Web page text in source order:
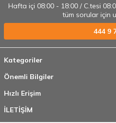
Hafta içi 08:00 - 18:00 / C.tesi
tüm sorular için
444 9
Kategoriler
Önemli Bilgiler
Hızlı Erişim
İLETİŞİM